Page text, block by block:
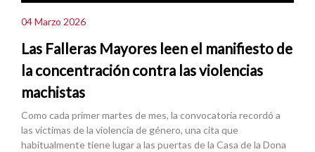
04 Marzo 2026
Las Falleras Mayores leen el manifiesto de
la concentración contra las violencias
machistas
Como cada primer martes de mes, la convocatoria recordó a
las víctimas de la violencia de género, una cita que
habitualmente tiene lugar a las puertas de la Casa de la Dona